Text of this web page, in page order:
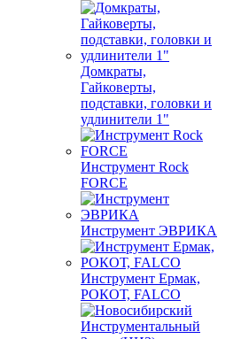
Домкраты,
Гайковерты,
подставки, головки и
удлинители 1"
Инструмент Rock
FORCE
Инструмент ЭВРИКА
Инструмент Ермак,
РОКОТ, FALCO